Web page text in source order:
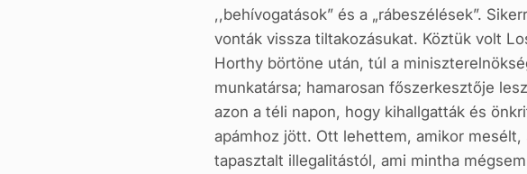
,,behívogatások” és a „rábeszélések”.
vonták vissza tiltakozásukat. Köztük volt
Horthy börtöne után, túl a
munkatársa; hamarosan főszerkesztője
azon a téli napon, hogy kihallgatták és
apámhoz jött. Ott lehettem, amikor
tapasztalt illegalitástól, ami mintha